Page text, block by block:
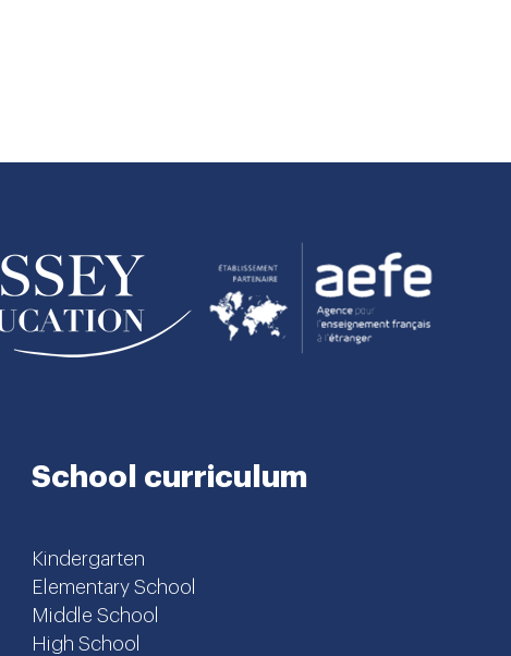
School curriculum
Kindergarten
Elementary School
Middle School
High School